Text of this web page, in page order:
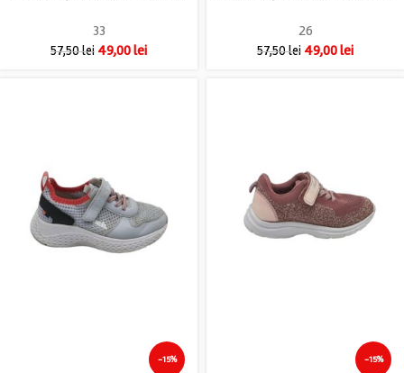
33
57,50lei 49,00lei
26
57,50lei 49,00lei
-15% -15%